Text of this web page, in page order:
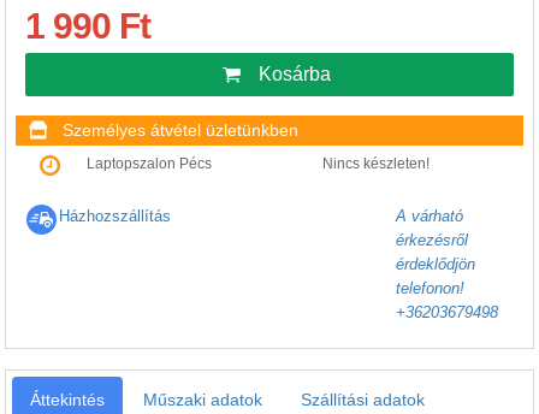
1 990 Ft
Kosárba
Személyes átvétel üzletünkben
Laptopszalon Pécs Nincs készleten!
Házhozszállítás
A várható
érkezésről
érdeklődjön
telefonon!
+36203679498
Áttekintés Műszaki adatok Szállítási adatok